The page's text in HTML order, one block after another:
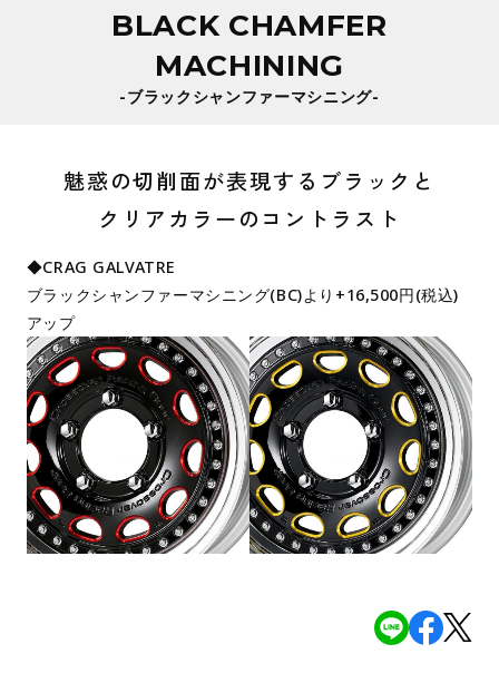
BLACK CHAMFER
MACHINING
-ブラックシャンファーマシニング-
魅惑の切削面が表現するブラックと
クリアカラーのコントラスト
◆CRAG GALVATRE
ブラックシャンファーマシニング(BC)より+16,500円(税込)
アップ